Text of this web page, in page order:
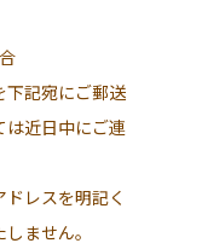
下記宛にご郵送
は近日中にご連
レスを明記く
ません。